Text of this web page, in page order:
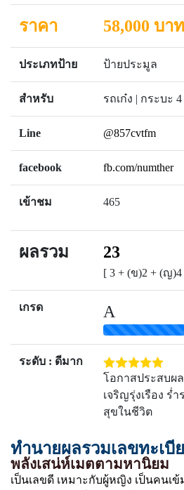
ราคา 58,000 บาท
ประเภทป้าย ป้ายประมูล
สำหรับ รถเก๋ง | กระบะ
Line @857cvtfm
facebook fb.com/numther
เข้าชม 465
ผลรวม 23
[ 3 + (ข)2 + (ญ)4
เกรด A
ระดับ : ดีมาก
โอกาสประสบผ
เจริญรุ่งเรือง ร่
สุขในชีวิต
ทำนายผลรวมเลขทะเบี
พลังเสน่ห์เมตตามหานิยม
เป็นเลขดี เหมาะกับผู้หญิง เป็นคนเ